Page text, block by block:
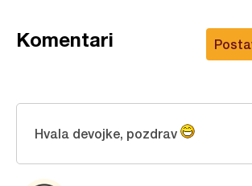
Komentari
Hvala devojke, pozdrav